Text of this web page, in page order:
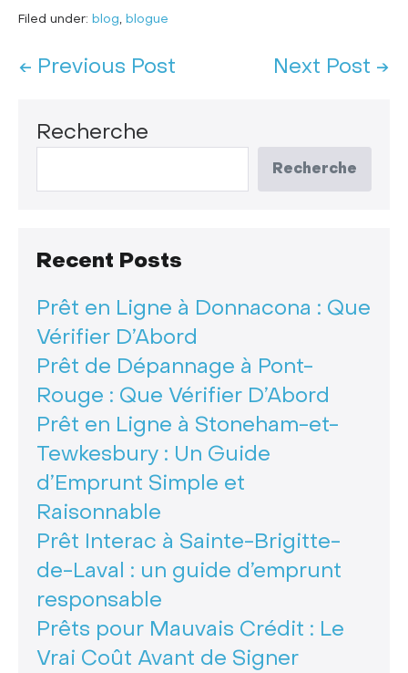
Filed under: blog, blogue
← Previous Post Next Post →
Recherche
Recherche
Recent Posts
Prêt en Ligne à Donnacona : Que
Vérifier D’Abord
Prêt de Dépannage à Pont-
Rouge : Que Vérifier D’Abord
Prêt en Ligne à Stoneham-et-
Tewkesbury : Un Guide
d’Emprunt Simple et
Raisonnable
Prêt Interac à Sainte-Brigitte-
de-Laval : un guide d’emprunt
responsable
Prêts pour Mauvais Crédit : Le
Vrai Coût Avant de Signer